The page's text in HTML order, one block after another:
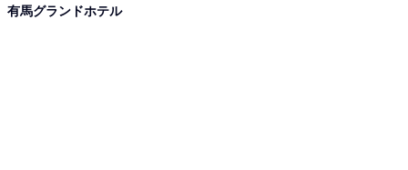
有馬グランドホテル